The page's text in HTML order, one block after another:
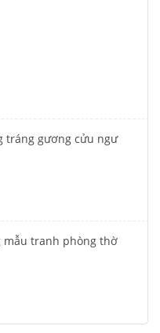
tráng gương cửu ngư
tranh phòng thờ